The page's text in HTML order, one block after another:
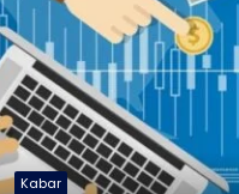
Kabar